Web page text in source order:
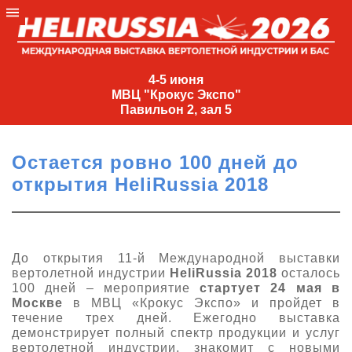
4-5 июня
МВЦ "Крокус Экспо"
Павильон 2, зал 5
4-
МВЦ
Экспо"
Павильон
2,
5
+7
(495)
477-
33-81
Остается ровно 100 дней до
открытия HeliRussia 2018
До открытия 11-й Международной выставки
вертолетной индустрии HeliRussia 2018 осталось
100 дней – мероприятиестартует 24 мая в
Москве в МВЦ «Крокус Экспо» и пройдет в
течение трех дней. Ежегодно выставка
демонстрирует полный спектр продукции и услуг
вертолетной индустрии, знакомит с новыми